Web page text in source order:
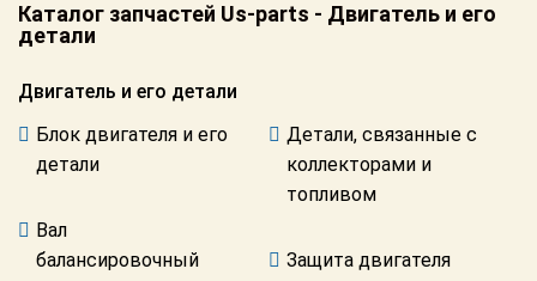
Доставка
Оплата
Возврат
Партнерство и
сотрудничество
Каталог для
автомобилей
Онлайн каталоги
запчасти
Подбор по
запросу
Каталог запчастей Us-parts - Двигатель и его
детали
Двигатель и его детали
Блок двигателя и его
детали
Вал
балансировочный
Детали, связанные с
коллекторами и
топливом
Защита двигателя